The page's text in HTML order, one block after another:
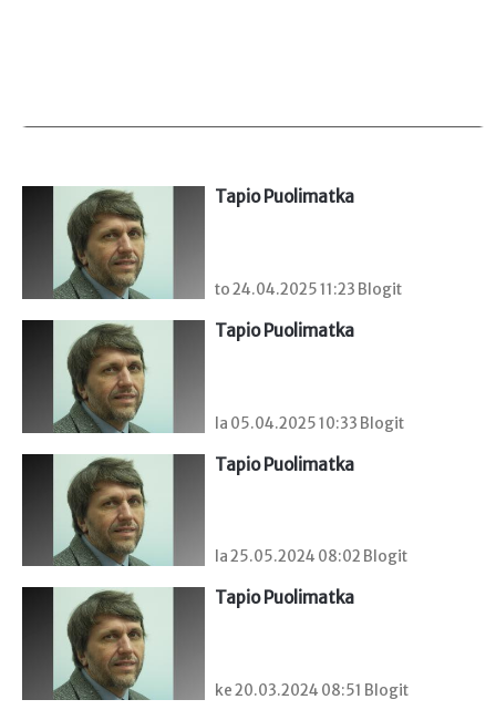
Tapio Puolimatka
to 24.04.2025 11:23 Blogit
Tapio Puolimatka
la 05.04.2025 10:33 Blogit
Tapio Puolimatka
la 25.05.2024 08:02 Blogit
Tapio Puolimatka
ke 20.03.2024 08:51 Blogit